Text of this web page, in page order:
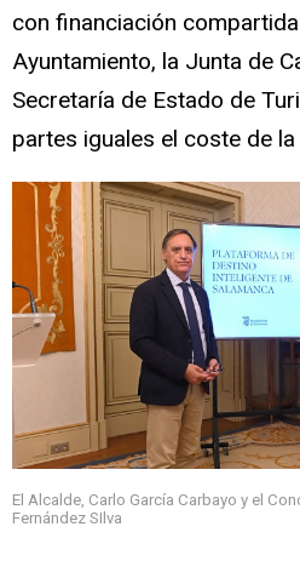
con financiación
Ayuntamiento, la Junta de
Secretaría de Estado de
partes iguales el coste de la
El Alcalde, Carlo García Carbayo y el
Fernández SIlva